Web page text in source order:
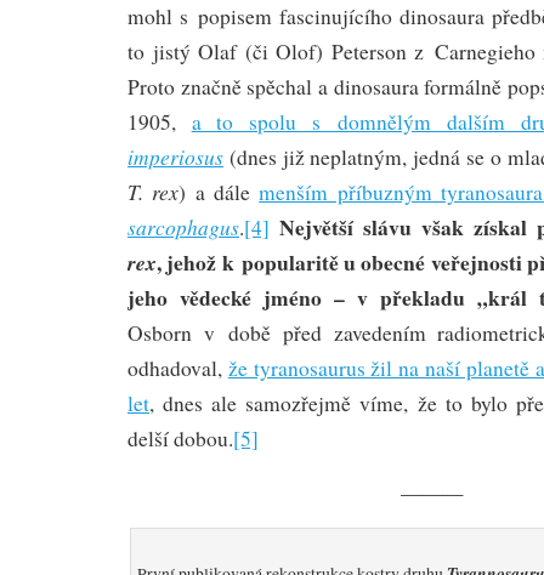
mohl s popisem fascinujícího dinosaura
to jistý Olaf (či Olof) Peterson z Carnegieho
Proto značně spěchal a dinosaura formálně
1905, a to spolu s domnělým dalším
imperiosus (dnes již neplatným, jedná se o
T. rex) a dálemenším příbuzným
sarcophagus.[4] Největší slávu však získal
rex, jehož k popularitě u obecné veřejnosti
jeho vědecké jméno – v překladu „král
Osborn v době před zavedením
odhadoval, že tyranosaurus žil na naší planetě
let, dnes ale samozřejmě víme, že to bylo
delší dobou.[5]
———